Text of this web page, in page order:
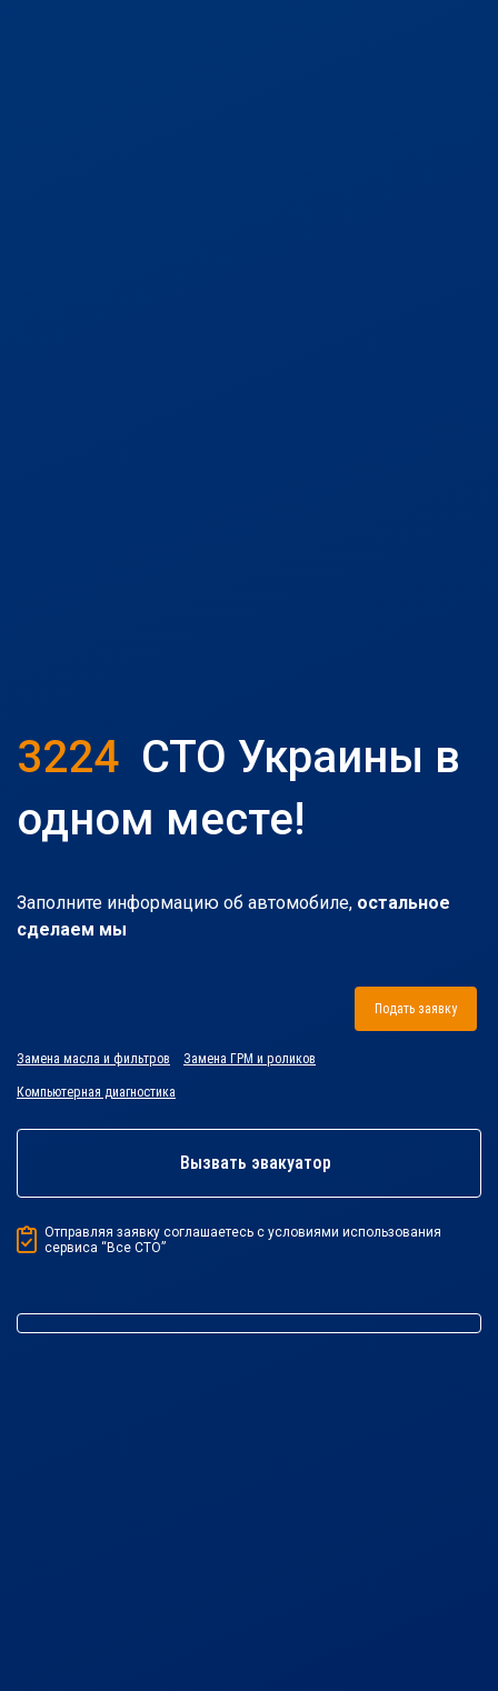
3224 СТО Украины в
одном месте!
Заполните информацию об автомобиле, остальное
сделаем мы
Подать заявку
Замена масла и фильтров Замена ГРМ и роликов
Компьютерная диагностика
Вызвать эвакуатор
Отправляя заявку соглашаетесь с условиями использования
сервиса “Все СТО”